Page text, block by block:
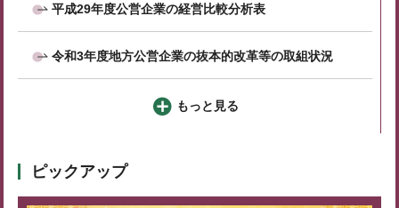
平成29年度公営企業の経営比較分析表
令和3年度地方公営企業の抜本的改革等の取組状況
もっと見る
ピックアップ